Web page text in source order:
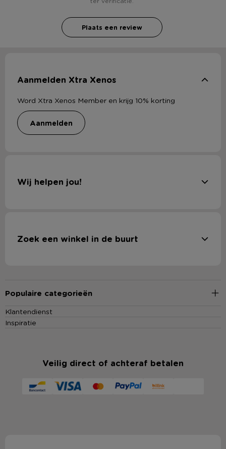
Plaats een review
Aanmelden Xtra Xenos
Word Xtra Xenos Member en krijg 10% korting
aanmelden
Wij helpen jou!
Zoek een winkel in de buurt
Populaire categorieën
Klantendienst
Inspiratie
Veilig direct of achteraf betalen